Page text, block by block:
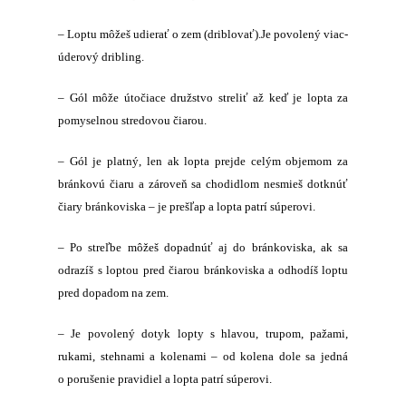
– Loptu môžeš udierať o zem (driblovať).Je povolený viac-
úderový dribling.
– Gól môže útočiace družstvo streliť až keď je lopta za
pomyselnou stredovou čiarou.
– Gól je platný, len ak lopta prejde celým objemom za
bránkovú čiaru a zároveň sa chodidlom nesmieš dotknúť
čiary bránkoviska – je prešľap a lopta patrí súperovi.
– Po streľbe môžeš dopadnúť aj do bránkoviska, ak sa
odrazíš s loptou pred čiarou bránkoviska a odhodíš loptu
pred dopadom na zem.
– Je povolený dotyk lopty s hlavou, trupom, pažami,
rukami, stehnami a kolenami – od kolena dole sa jedná
o porušenie pravidiel a lopta patrí súperovi.